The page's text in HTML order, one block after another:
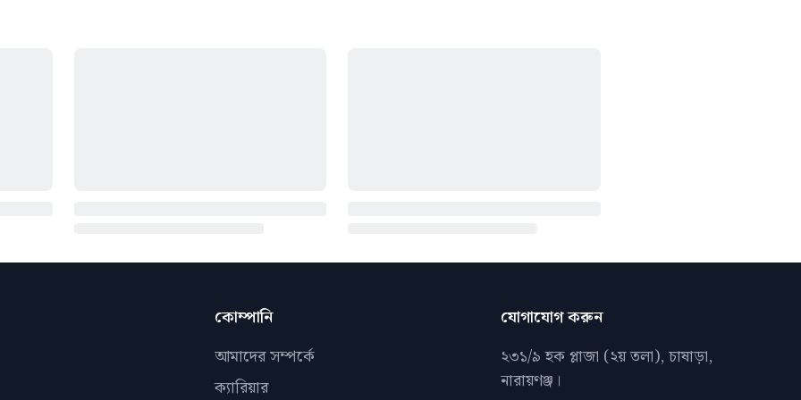
কোম্পানি
আমাদের সম্পর্কে
ক্যারিয়ার
যোগাযোগ করুন
২৩১/৯ হক প্লাজা (২য় তলা), চাষাড়া,
নারায়ণঞ্জ।